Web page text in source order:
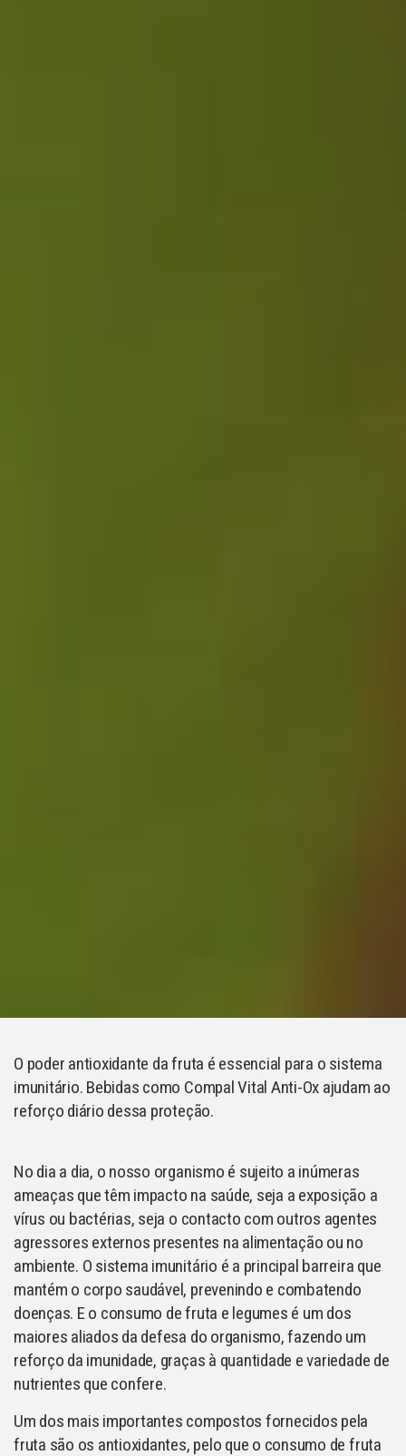
O poder antioxidante da fruta é essencial para o sistema
imunitário. Bebidas como Compal Vital Anti-Ox ajudam ao
reforço diário dessa proteção.
No dia a dia, o nosso organismo é sujeito a inúmeras
ameaças que têm impacto na saúde, seja a exposição a
vírus ou bactérias, seja o contacto com outros agentes
agressores externos presentes na alimentação ou no
ambiente. O sistema imunitário é a principal barreira que
mantém o corpo saudável, prevenindo e combatendo
doenças. E o consumo de fruta e legumes é um dos
maiores aliados da defesa do organismo, fazendo um
reforço da imunidade, graças à quantidade e variedade de
nutrientes que confere.
Um dos mais importantes compostos fornecidos pela
fruta são os antioxidantes, pelo que o consumo de fruta